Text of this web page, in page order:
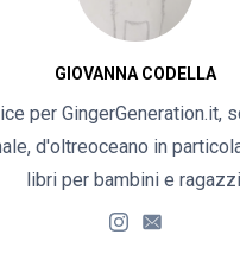
GIOVANNA CODELLA
per GingerGeneration.it,
d'oltreoceano in
libri per bambini e